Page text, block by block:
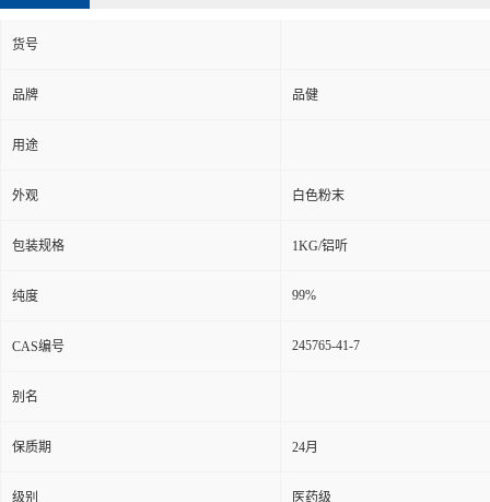
货号
品牌 品健
用途
外观 白色粉末
包装规格 1KG/铝听
纯度 99%
CAS编号 245765-41-7
别名
保质期 24月
级别 医药级